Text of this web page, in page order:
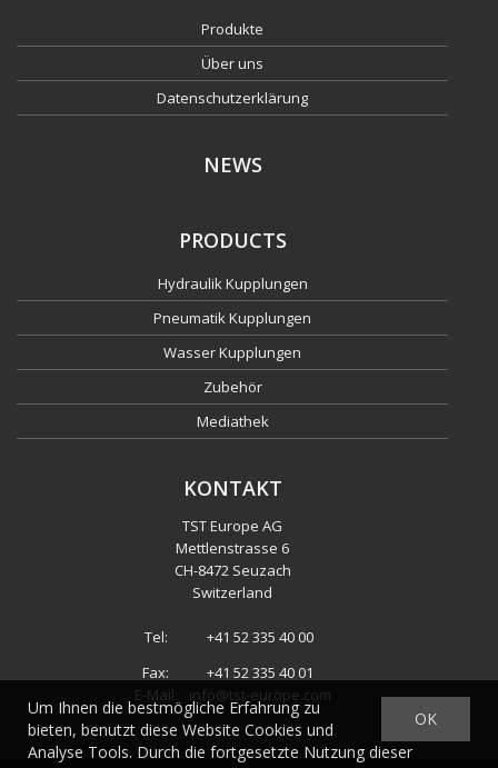
Produkte
Über uns
Datenschutzerklärung
NEWS
PRODUCTS
Hydraulik Kupplungen
Pneumatik Kupplungen
Wasser Kupplungen
Zubehör
Mediathek
KONTAKT
TST Europe AG
Mettlenstrasse 6
CH-8472 Seuzach
Switzerland
Tel:
+41 52 335 40 00
Fax:
+41 52 335 40 01
E-Mail:
info@tst-europe.com
OK
Um Ihnen die bestmögliche Erfahrung zu
bieten, benutzt diese Website Cookies und
Analyse Tools. Durch die fortgesetzte Nutzung dieser